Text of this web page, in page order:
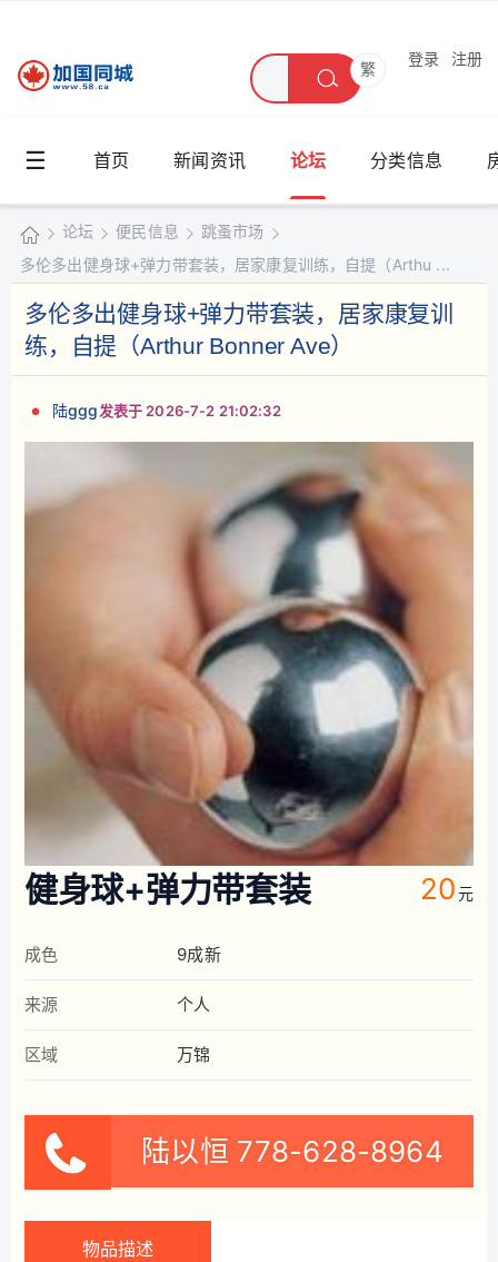
繁
登录 注册
☰ 首页 新闻资讯 论坛 分类信息
加
国
同
城
»
论坛
›
便民信息 跳蚤市场
›
多伦多出健身球+弹力带套装，居家康复训练，自提（Arthu ...
多伦多出健身球+弹力带套装，居家康复训
练，自提（Arthur Bonner Ave）
陆ggg发表于 2026-7-2 21:02:32
健身球+弹力带套装 20元
成色 9成新
来源 个人
区域 万锦
陆以恒 778-628-8964
物品描述